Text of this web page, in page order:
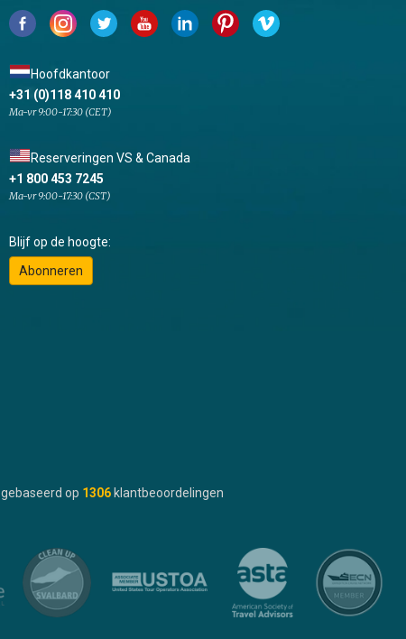
Hoofdkantoor
+31 (0)118 410 410
Ma-vr 9:00-17:30 (CET)
Reserveringen VS & Canada
+1 800 453 7245
Ma-vr 9:00-17:30 (CST)
Blijf op de hoogte:
Abonneren
gebaseerd op 1306 klantbeoordelingen